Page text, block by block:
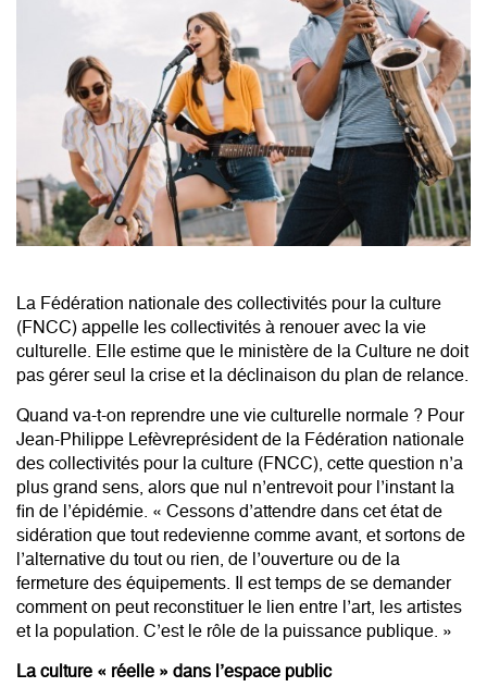
La Fédération nationale des collectivités pour la culture
(FNCC) appelle les collectivités à renouer avec la vie
culturelle. Elle estime que le ministère de la Culture ne doit
pas gérer seul la crise et la déclinaison du plan de relance.
Quand va-t-on reprendre une vie culturelle normale ? Pour
Jean-Philippe Lefèvreprésident de la Fédération nationale
des collectivités pour la culture (FNCC), cette question n’a
plus grand sens, alors que nul n’entrevoit pour l’instant la
fin de l’épidémie. « Cessons d’attendre dans cet état de
sidération que tout redevienne comme avant, et sortons de
l’alternative du tout ou rien, de l’ouverture ou de la
fermeture des équipements. Il est temps de se demander
comment on peut reconstituer le lien entre l’art, les artistes
et la population. C’est le rôle de la puissance publique. »
La culture « réelle » dans l’espace public